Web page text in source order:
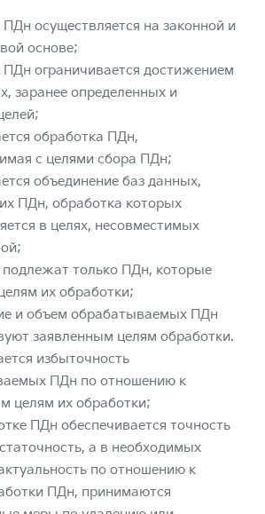
осуществляется на законной и
основе;
ПДн ограничивается достижением
заранее определенных и
обработка ПДн,
с целями сбора ПДн;
объединение баз данных,
ПДн, обработка которых
в целях, несовместимых
подлежат только ПДн, которые
их обработки;
и объем обрабатываемых ПДн
заявленным целям обработки.
избыточность
ПДн по отношению к
целям их обработки;
ПДн обеспечивается точность
а в необходимых
по отношению к
ПДн, принимаются